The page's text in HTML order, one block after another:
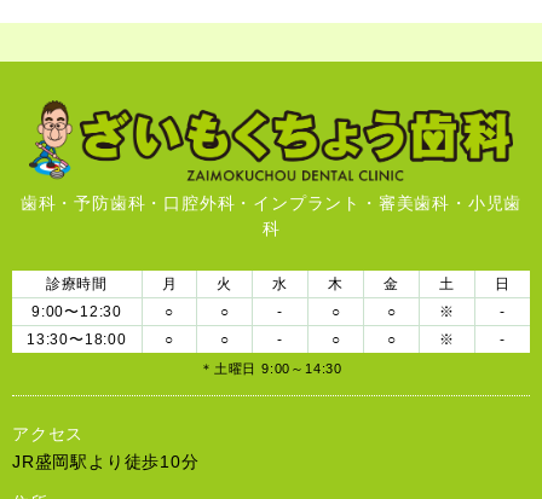
歯科・予防歯科・口腔外科・インプラント・審美歯科・小児歯
科
診療時間 月 火 水 木 金 土
日
9:00〜12:30
○ ○ - ○ ○ ※
-
13:30〜18:00
○ ○ - ○ ○ ※ -
＊土曜日 9:00～14:30
アクセス
JR盛岡駅より徒歩10分